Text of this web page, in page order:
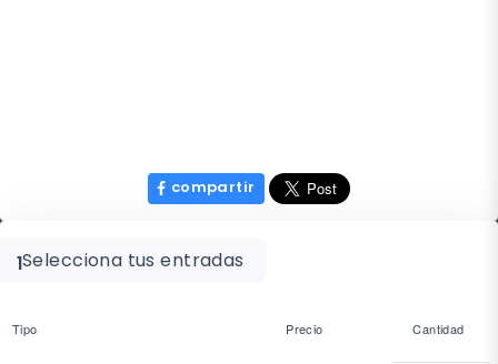
compartir
Selecciona tus entradas
1
Tipo Precio Cantidad